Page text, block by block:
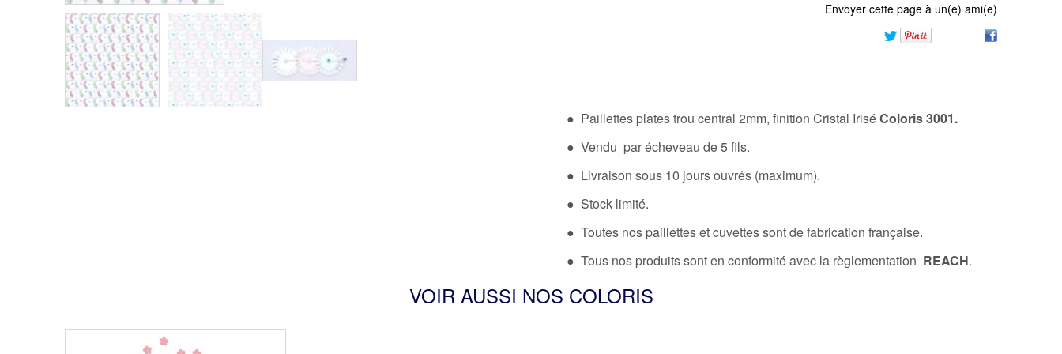
Envoyer cette page à un(e) ami(e)
● Paillettes plates trou central 2mm, finition Cristal IriséColoris 3001.
● Vendu par écheveau de 5 fils.
● Livraison sous 10 jours ouvrés (maximum).
● Stock limité.
● Toutes nos paillettes et cuvettes sont de fabrication française.
● Tous nos produits sont en conformité avec la règlementation REACH.
VOIR AUSSI NOS COLORIS